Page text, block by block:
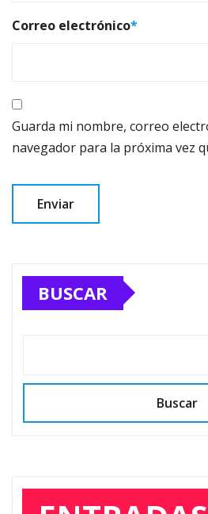
Correo electrónico*
Guarda mi nombre, correo
navegador para la próxima vez
BUSCAR
Buscar